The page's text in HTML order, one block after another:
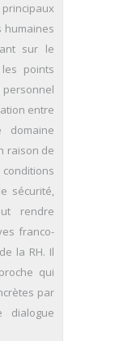
humaines
sur le
points
personnel
entre
domaine
raison de
sécurité,
rendre
franco-
la RH. Il
qui
par
dialogue